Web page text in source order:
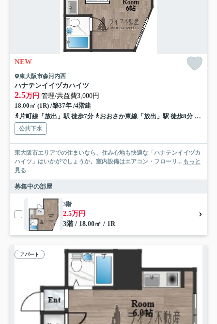
NEW
東大阪市森河内西
ハナテンイイヅカハイツ
2.5万円 管理/共益費3,000円
18.00㎡ (1R) /築37年 /4階建
片町線「放出」駅 徒歩7分
おおさか東線「放出」駅 徒歩8分 おお
公共下水
東大阪市エリアでの住まいなら、住み心地も快適な「ハナテンイイヅカ
ハイツ」はいかがでしょうか。室内設備はエアコン・フローリ... もっと
見る
募集中の部屋
3階
2.5万円
3階 / 18.00㎡ / 1R
アパート